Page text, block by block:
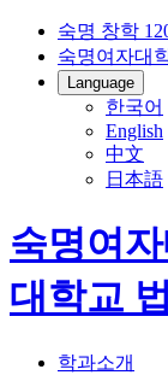
숙명 창학
숙명여자대
Language
한국어
English
中文
日本語
숙명여
대학교
학과소개